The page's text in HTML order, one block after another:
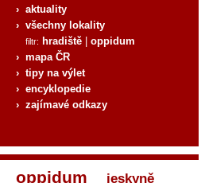
› aktuality
› všechny lokality
filtr: hradiště
oppidum
› mapa ČR
› tipy na výlet
› encyklopedie
› zajímavé odkazy
oppidum jeskyně